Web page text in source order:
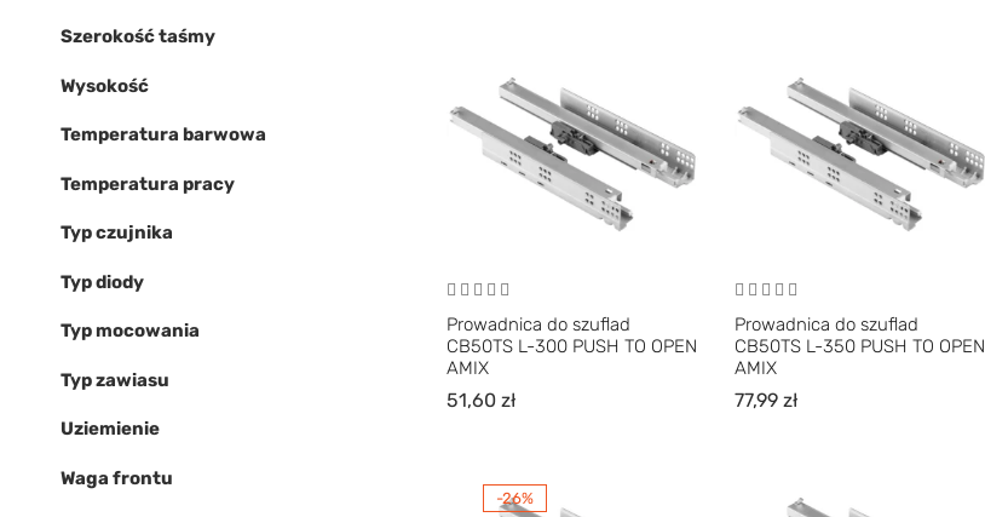
Szerokość taśmy
Wysokość
Temperatura barwowa
Temperatura pracy
Typ czujnika
Typ diody
Typ mocowania
Typ zawiasu
Uziemienie
Waga frontu
Prowadnica do szuflad
CB50TS L-300 PUSH TO OPEN
AMIX
51,60 zł
Prowadnica do szuflad
CB50TS L-350 PUSH TO OPEN
AMIX
77,99zł
-26%